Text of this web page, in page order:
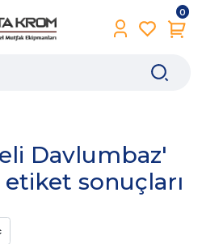
0
Davlumbaz'
sonuçları